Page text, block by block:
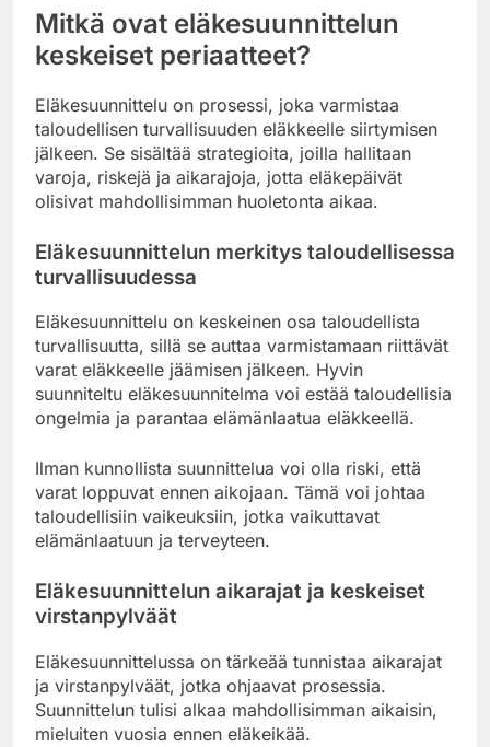
Mitkä ovat eläkesuunnittelun
keskeiset periaatteet?
Eläkesuunnittelu on prosessi, joka varmistaa
taloudellisen turvallisuuden eläkkeelle siirtymisen
jälkeen. Se sisältää strategioita, joilla hallitaan
varoja, riskejä ja aikarajoja, jotta eläkepäivät
olisivat mahdollisimman huoletonta aikaa.
Eläkesuunnittelun merkitys taloudellisessa
turvallisuudessa
Eläkesuunnittelu on keskeinen osa taloudellista
turvallisuutta, sillä se auttaa varmistamaan riittävät
varat eläkkeelle jäämisen jälkeen. Hyvin
suunniteltu eläkesuunnitelma voi estää taloudellisia
ongelmia ja parantaa elämänlaatua eläkkeellä.
Ilman kunnollista suunnittelua voi olla riski, että
varat loppuvat ennen aikojaan. Tämä voi johtaa
taloudellisiin vaikeuksiin, jotka vaikuttavat
elämänlaatuun ja terveyteen.
Eläkesuunnittelun aikarajat ja keskeiset
virstanpylväät
Eläkesuunnittelussa on tärkeää tunnistaa aikarajat
ja virstanpylväät, jotka ohjaavat prosessia.
Suunnittelun tulisi alkaa mahdollisimman aikaisin,
mieluiten vuosia ennen eläkeikää.